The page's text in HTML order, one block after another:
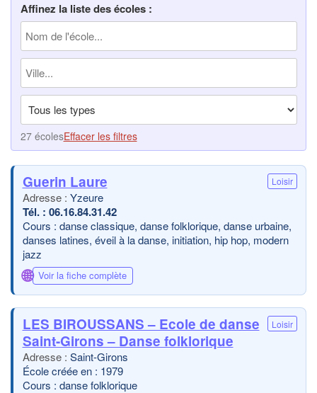
Affinez la liste des écoles :
27 écolesEffacer les filtres
Guerin Laure Loisir
Yzeure
06.16.84.31.42
Cours : danse classique, danse folklorique, danse urbaine,
danses latines, éveil à la danse, initiation, hip hop, modern
jazz
🌐 Voir la fiche complète
LES BIROUSSANS – Ecole de danse
Saint-Girons – Danse folklorique
Loisir
Saint-Girons
École créée en : 1979
Cours : danse folklorique